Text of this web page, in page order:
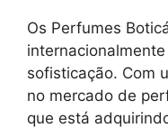
Os Perfumes
sofisticação. Com
no mercado de
que está